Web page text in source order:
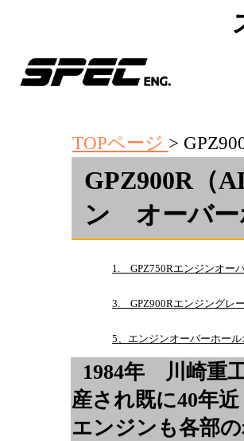
TOPページ >
GPZ900R
ン オーバー
1. GPZ750Rエンジンオー
3. GPZ900Rエンジングレ
5、エンジンオーバーホー
1984年 川崎重
産され既に40年
エンジンも各部